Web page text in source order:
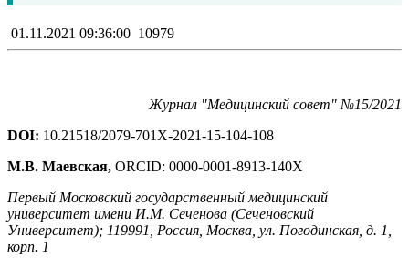
01.11.2021 09:36:00 10979
Журнал "Медицинский совет" №15/2021
DOI: 10.21518/2079-701X-2021-15-104-108
М.В. Маевская, ORCID: 0000-0001-8913-140X
Первый Московский государственный медицинский
университет имени И.М. Сеченова (Сеченовский
Университет); 119991, Россия, Москва, ул. Погодинская, д. 1,
корп. 1